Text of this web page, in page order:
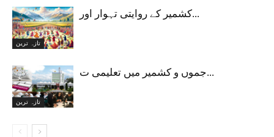
تازہ ترین
کشمیر کے روایتی تہوار اور...
تازہ ترین
جموں و کشمیر میں تعلیمی ت...